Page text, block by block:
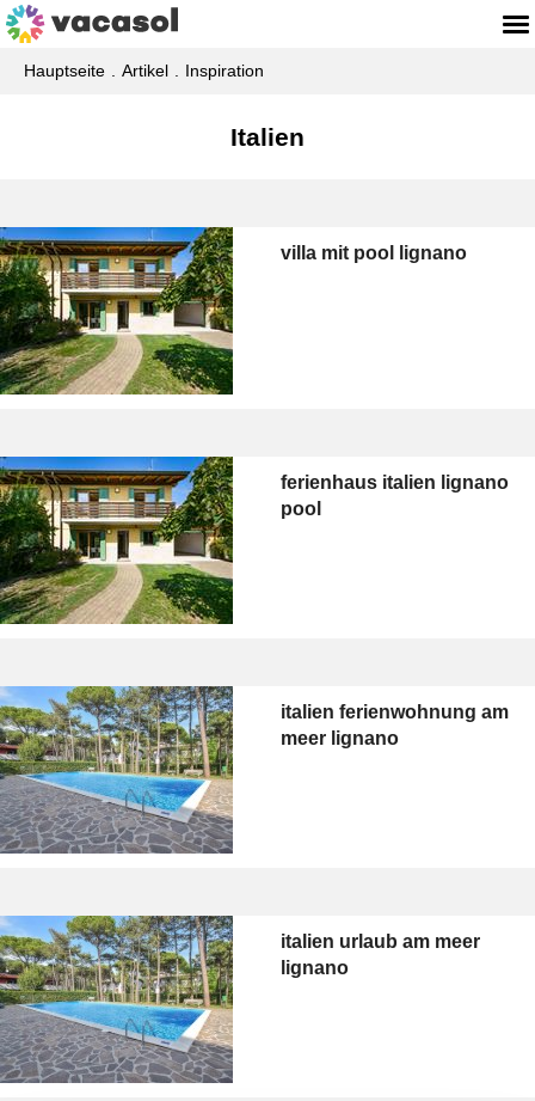
Hauptseite Artikel Inspiration
Italien
villa mit pool lignano
ferienhaus italien lignano
pool
italien ferienwohnung am
meer lignano
italien urlaub am meer
lignano